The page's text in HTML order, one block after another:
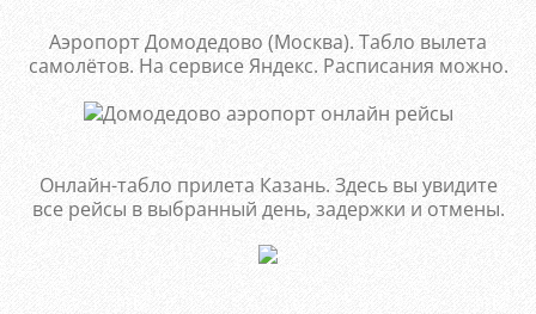
Аэропорт Домодедово (Москва). Табло вылета
самолётов. На сервисе Яндекс. Расписания можно.
Онлайн-табло прилета Казань. Здесь вы увидите
все рейсы в выбранный день, задержки и отмены.